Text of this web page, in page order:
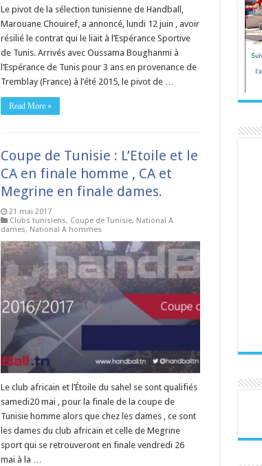
Le pivot de la sélection tunisienne de Handball,
Marouane Chouiref, a annoncé, lundi 12 juin , avoir
résilié le contrat qui le liait à l’Espérance Sportive
de Tunis. Arrivés avec Oussama Boughanmi à
l’Espérance de Tunis pour 3 ans en provenance de
Tremblay (France) à l’été 2015, le pivot de …
Read More »
Coupe de Tunisie : L’Etoile et le
CA en finale homme , CA et
Megrine en finale dames.
21 mai 2017
Clubs tunisiens, Coupe de Tunisie, National A
dames, National A hommes
Le club africain et l’Étoile du sahel se sont qualifiés
samedi20 mai , pour la finale de la coupe de
Tunisie homme alors que chez les dames , ce sont
les dames du club africain et celle de Megrine
sport qui se retrouveront en finale vendredi 26
mai à la …